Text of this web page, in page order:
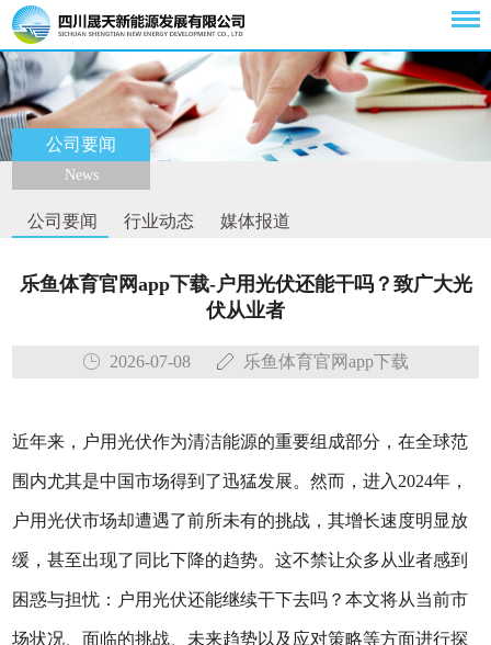
公司要闻
News
公司要闻 行业动态 媒体报道
乐鱼体育官网app下载-户用光伏还能干吗？致广大光
伏从业者
2026-07-08 乐鱼体育官网app下载
近年来，户用光伏作为清洁能源的重要组成部分，在全球范
围内尤其是中国市场得到了迅猛发展。然而，进入2024年，
户用光伏市场却遭遇了前所未有的挑战，其增长速度明显放
缓，甚至出现了同比下降的趋势。这不禁让众多从业者感到
困惑与担忧：户用光伏还能继续干下去吗？本文将从当前市
场状况、面临的挑战、未来趋势以及应对策略等方面进行探